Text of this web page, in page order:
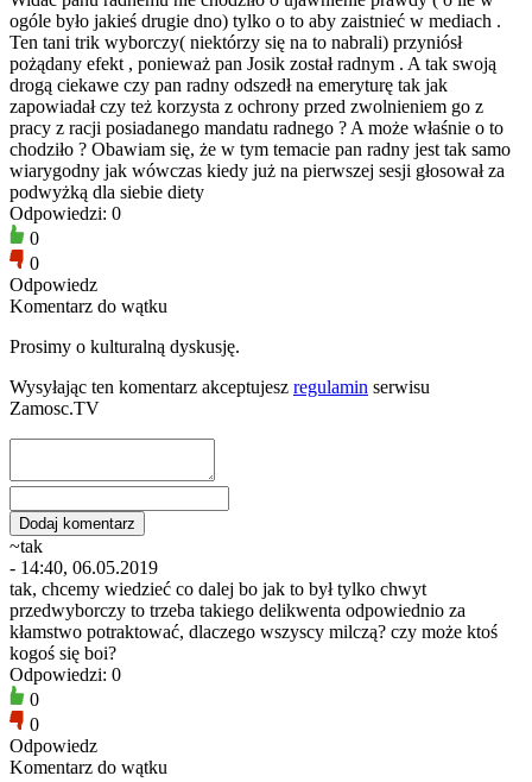
ogóle było jakieś drugie dno) tylko o to aby zaistnieć w mediach .
Ten tani trik wyborczy( niektórzy się na to nabrali) przyniósł
pożądany efekt , ponieważ pan Josik został radnym . A tak swoją
drogą ciekawe czy pan radny odszedł na emeryturę tak jak
zapowiadał czy też korzysta z ochrony przed zwolnieniem go z
pracy z racji posiadanego mandatu radnego ? A może właśnie o to
chodziło ? Obawiam się, że w tym temacie pan radny jest tak samo
wiarygodny jak wówczas kiedy już na pierwszej sesji głosował za
podwyżką dla siebie diety
Odpowiedzi: 0
0
0
Odpowiedz
Komentarz do wątku
Prosimy o kulturalną dyskusję.
Wysyłając ten komentarz akceptujesz regulamin serwisu
Zamosc.TV
~tak
- 14:40, 06.05.2019
tak, chcemy wiedzieć co dalej bo jak to był tylko chwyt
przedwyborczy to trzeba takiego delikwenta odpowiednio za
kłamstwo potraktować, dlaczego wszyscy milczą? czy może ktoś
kogoś się boi?
Odpowiedzi: 0
0
0
Odpowiedz
Komentarz do wątku